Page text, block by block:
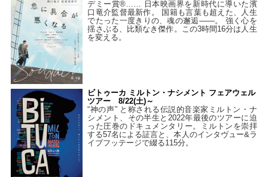
デミー賞®…… 日本映画界を新時代に導いた濱
口竜介監督最新作。 国籍も言葉も超えた、人生
でたった一度きりの、魂の邂逅――。 強く心を
揺さぶる、比類なき傑作。この3時間16分は人生
を変える。
ビトゥーカ ミルトン・ナシメント フェアウェル
ツアー 8/22(土)～
“神の声” と称される伝説的音楽家ミルトン・ナ
シメント、その半生と2022年最後のツアーに迫
った圧巻のドキュメンタリー。ミルトンを崇拝
する57名による証言と、本人のインタヴュー&ラ
イブフッテージで綴る115分。